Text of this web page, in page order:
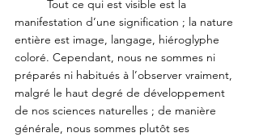
manifestation d’une signification ; la nature
entière est image, langage, hiéroglyphe
coloré. Cependant, nous ne sommes ni
préparés ni habitués à l’observer vraiment,
malgré le haut degré de développement
de nos sciences naturelles ; de manière
générale, nous sommes plutôt ses